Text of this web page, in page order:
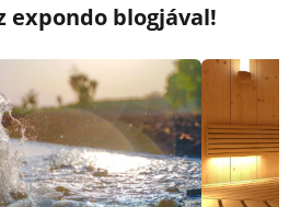
expondo blogjával!